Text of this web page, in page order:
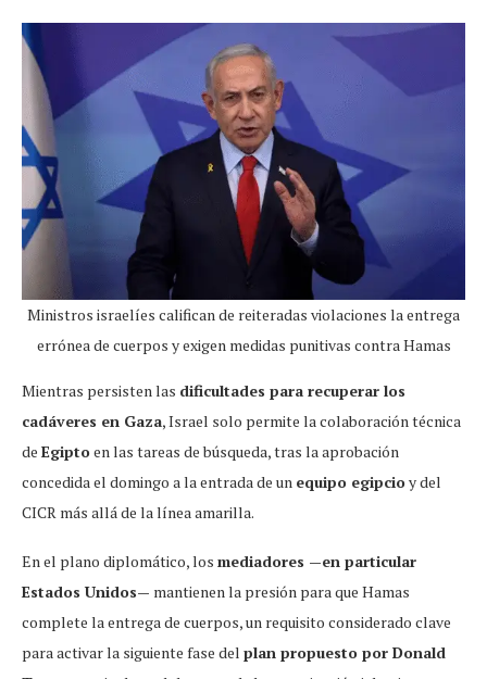
Ministros israelíes califican de reiteradas violaciones la entrega
errónea de cuerpos y exigen medidas punitivas contra Hamas
Mientras persisten las dificultades para recuperar los
cadáveres en Gaza, Israel solo permite la colaboración técnica
de Egiptoen las tareas de búsqueda, tras la aprobación
concedida el domingo a la entrada de un equipo egipcioy del
CICR más allá de la línea amarilla.
En el plano diplomático, los mediadores —en particular
Estados Unidos— mantienen la presión para que Hamas
complete la entrega de cuerpos, un requisito considerado clave
para activar la siguiente fase del plan propuesto por Donald